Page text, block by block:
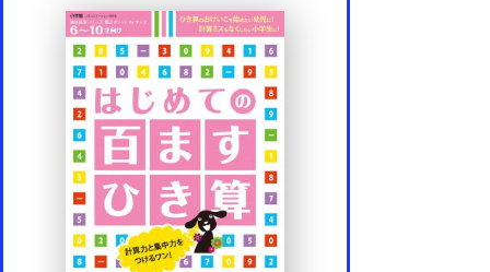
理科
社会
プログラミング
その他